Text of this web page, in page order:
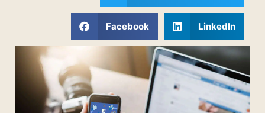
Facebook LinkedIn